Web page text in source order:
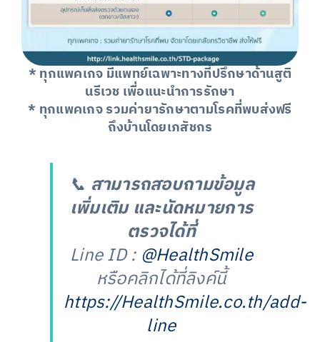
* ทุกแพคเกจ มีแพทย์เฉพาะทางที่ปรึกษาด้านสูติ
นรีเวช เพื่อแนะนำการรักษา
* ทุกแพคเกจ รวมค่ายารักษาตามโรคที่พบส่งฟรี
ถึงบ้านโดยเภสัชกร
📞 สามารถสอบถามข้อมูล
เพิ่มเติม และนัดหมายการ
ตรวจได้ที่
Line ID : @HealthSmile
หรือคลิกได้ที่ลิงค์นี้
https://HealthSmile.co.th/add-
line